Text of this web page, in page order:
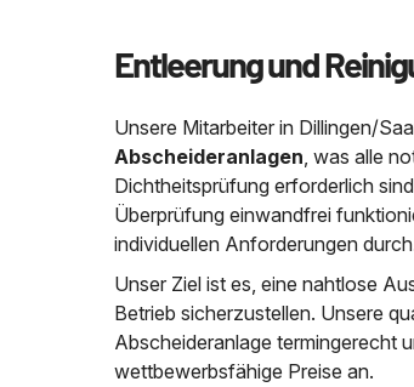
Entleerung und
Unsere Mitarbeiter in Dillingen/
Abscheideranlagen , was alle
Dichtheitsprüfung erforderlich
Überprüfung einwandfrei
individuellen Anforderungen
Unser Ziel ist es, eine nahtlose
Betrieb sicherzustellen. Unsere
Abscheideranlage termingerecht
wettbewerbsfähige Preise an.